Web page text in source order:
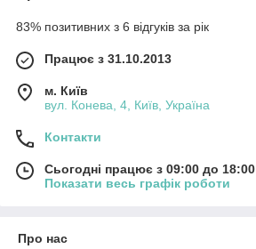
83% позитивних з 6 відгуків за рік
Працює з 31.10.2013
м. Київ
вул. Конева, 4, Київ, Україна
Контакти
Сьогодні працює з 09:00 до 18:00
Показати весь графік роботи
Про нас